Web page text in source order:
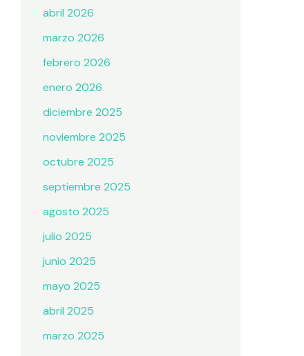
abril 2026
marzo 2026
febrero 2026
enero 2026
diciembre 2025
noviembre 2025
octubre 2025
septiembre 2025
agosto 2025
julio 2025
junio 2025
mayo 2025
abril 2025
marzo 2025